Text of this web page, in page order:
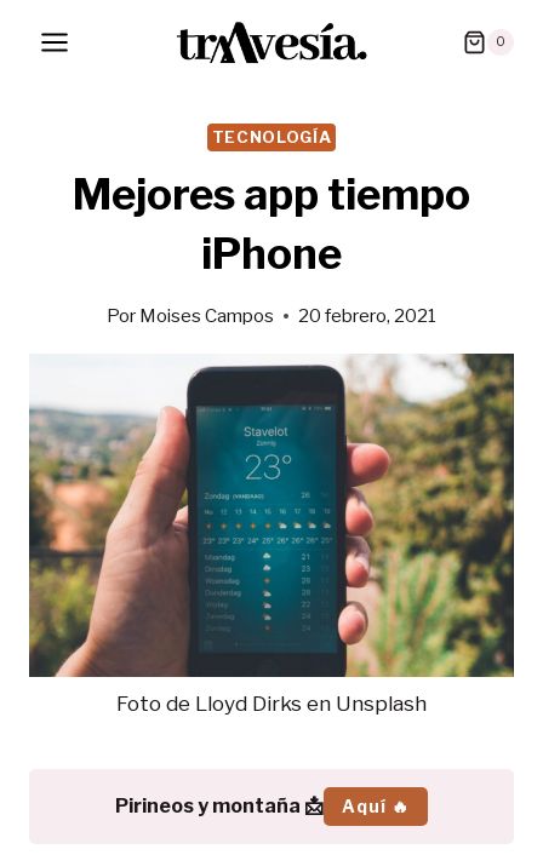
0
TECNOLOGÍA
Mejores app tiempo
iPhone
Por Moises Campos 20 febrero, 2021
Foto de Lloyd Dirks en Unsplash
Pirineos y montaña 📩 Aquí 🔥